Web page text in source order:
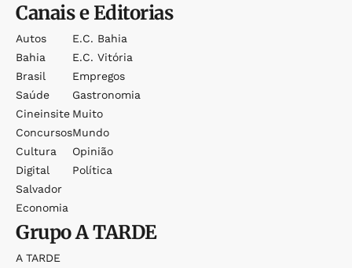
Canais e Editorias
Autos
Bahia
Brasil
Saúde
Cineinsite
Concursos
Cultura
Digital
Salvador
Economia
E.c. Bahia
E.c. Vitória
Empregos
Gastronomia
Muito
Mundo
Opinião
Política
GrupoA TARDE
A TARDE